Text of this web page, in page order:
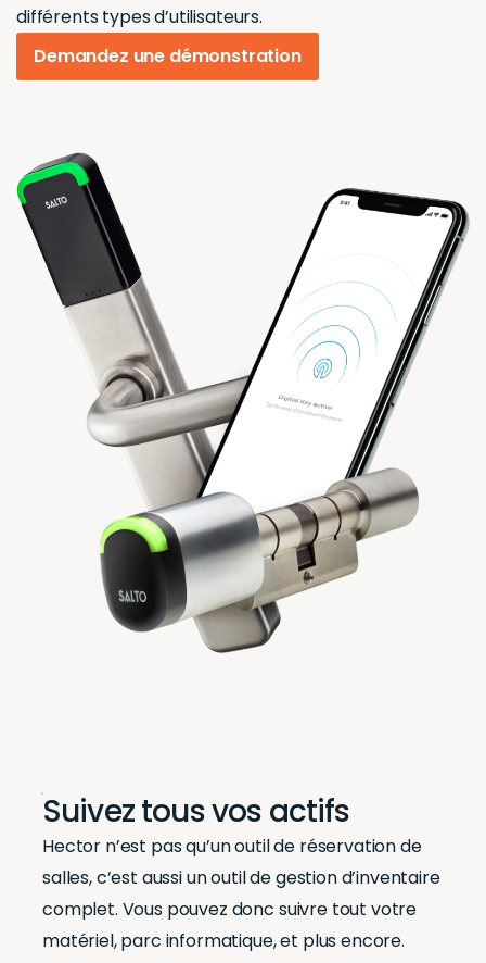
différents types d’utilisateurs.
Demandez une démonstration
Suivez tous vos actifs
Hector n’est pas qu’un outil de réservation de
salles, c’est aussi un outil de gestion d’inventaire
complet. Vous pouvez donc suivre tout votre
matériel, parc informatique, et plus encore.